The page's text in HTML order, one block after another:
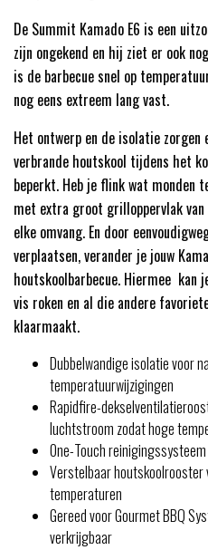
De Summit Kamado E6 is een
zijn ongekend en hij ziet er ook
is de barbecue snel op
nog eens extreem lang vast.
Het ontwerp en de isolatie zorgen
verbrande houtskool tijdens het
beperkt. Heb je flink wat monden
met extra groot grilloppervlak
elke omvang. En door
verplaatsen, verander je jouw
houtskoolbarbecue. Hiermee kan
vis roken en al die andere
klaarmaakt.
Dubbelwandige isolatie voor
temperatuurwijzigingen
Rapidfire-
luchtstroom zodat hoge
One-Touch
Verstelbaar houtskoolrooster
temperaturen
Gereed voor Gourmet BBQ
verkrijgbaar